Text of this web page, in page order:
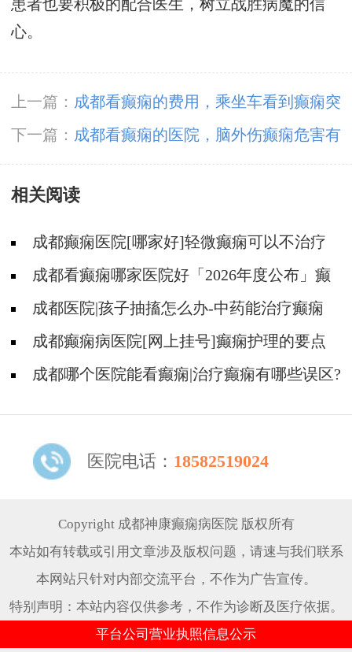
患者也要积极的配合医生，树立战胜病魔的信
心。
上一篇： 成都看癫痫的费用，乘坐车看到癫痫突
发怎么办?
下一篇： 成都看癫痫的医院，脑外伤癫痫危害有
哪些呢?
相关阅读
成都癫痫医院[哪家好]轻微癫痫可以不治疗
吗?成都看癫痫哪家医院好「2026年度公布」癫
痫发作时要做什么?
成都医院|孩子抽搐怎么办-中药能治疗癫痫
吗?成都癫痫病医院[网上挂号]癫痫护理的要点
是什么?
成都哪个医院能看癫痫|治疗癫痫有哪些误区?
医院电话： 18582519024
Copyright 成都神康癫痫病医院 版权所有
本站如有转载或引用文章涉及版权问题，请速与我们联系
本网站只针对内部交流平台，不作为广告宣传。
特别声明：本站内容仅供参考，不作为诊断及医疗依据。
平台公司营业执照信息公示